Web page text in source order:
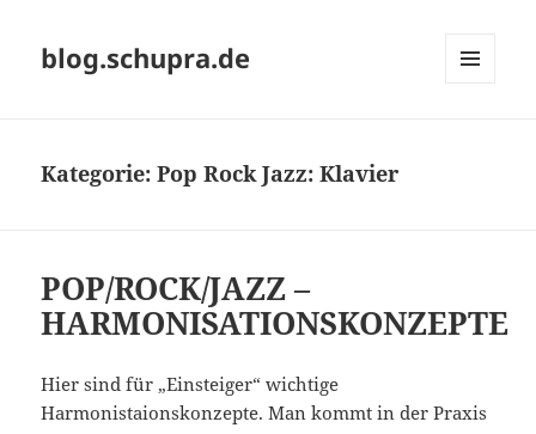
blog.schupra.de
Kategorie:Pop Rock Jazz: Klavier
POP/ROCK/JAZZ –
HARMONISATIONSKONZEPTE
Hier sind für „Einsteiger“ wichtige
Harmonistaionskonzepte. Man kommt in der Praxis